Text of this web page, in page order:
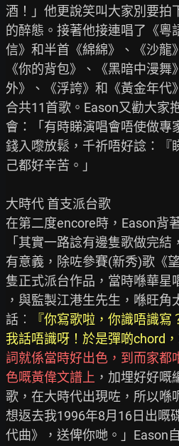
酒！」他更說笑叫大家別要拍
的醉態。接著他接連唱了《粵
信》和半首《綿綿》、《沙龍
《你的背包》、《黑暗中漫
外》、《浮誇》和《黃金年代
合共11首歌。Eason又勸大家
會：「有時睇演唱會唔使做專
錢入嚟放鬆，千祈唔好諗：『
己都好辛苦。」
大時代 首支派台歌
在第二度encore時，Eason背
「其實一路諗有邊隻歌做完結
有意義，除咗參賽(新秀)歌《
隻正式派台作品，當時喺華星
，與監製江港生先生，喺旺
話︰
『你寫歌啦，你識唔識寫
我話唔識呀！於是彈啲chord
詞就係當時好出色，到而家都
色嘅黃偉文譜上 ，加埋好好
歌，在大時代出現咗，所以喺
想返去我1996年8月16日出嘅
代曲》，送俾你哋。」Eason